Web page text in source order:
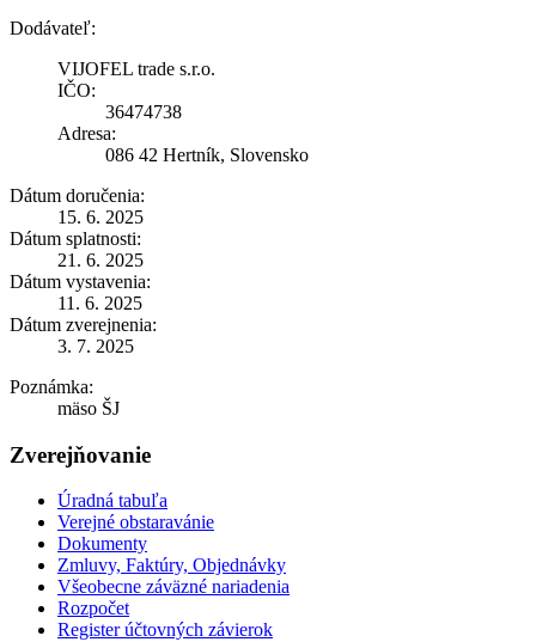
Dodávateľ:
VIJOFEL trade s.r.o.
IČO:
36474738
Adresa:
086 42 Hertník, Slovensko
Dátum doručenia:
15. 6. 2025
Dátum splatnosti:
21. 6. 2025
Dátum vystavenia:
11. 6. 2025
Dátum zverejnenia:
3. 7. 2025
Poznámka:
mäso ŠJ
Zverejňovanie
Úradná tabuľa
Verejné obstaravánie
Dokumenty
Zmluvy, Faktúry, Objednávky
Všeobecne záväzné nariadenia
Rozpočet
Register účtovných závierok